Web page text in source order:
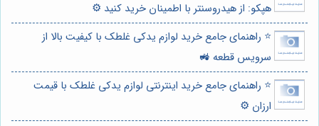
هپکو: از هیدروسنتر با اطمینان خرید کنید ⚙️
⭐️ راهنمای جامع خرید لوازم یدکی غلطک با کیفیت بالا از
سرویس قطعه 🚜
⭐️ راهنمای جامع خرید اینترنتی لوازم یدکی غلطک با قیمت
ارزان ⚙️